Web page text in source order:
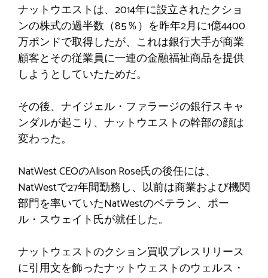
ナットウエストは、2014年に設立されたクショ
ンの株式の過半数（85％）を昨年2月に1億4400
万ポンドで取得したが、これは銀行大手が商業
顧客とその従業員に一連の金融福祉商品を提供
しようとしていたためだ。
その後、ナイジェル・ファラージの銀行スキャ
ンダルが起こり、ナットウエストの幹部の顔は
変わった。
NatWest CEOのAlison Rose氏の後任には、
NatWestで27年間勤務し、以前は商業および機関
部門を率いていたNatWestのベテラン、ポー
ル・スウェイト氏が就任した。
ナットウェストのクション買収プレスリリース
に引用文を飾ったナットウェストのウェルス・